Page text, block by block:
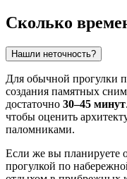
Сколько
Нашли неточность?
Для обычной прогулки
создания памятных
достаточно 30–45 минут
чтобы оценить
паломниками.
Если же вы планируете
прогулкой по